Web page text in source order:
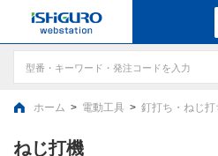
ホーム > 電動工具 > 釘打ち・ねじ打
ねじ打機